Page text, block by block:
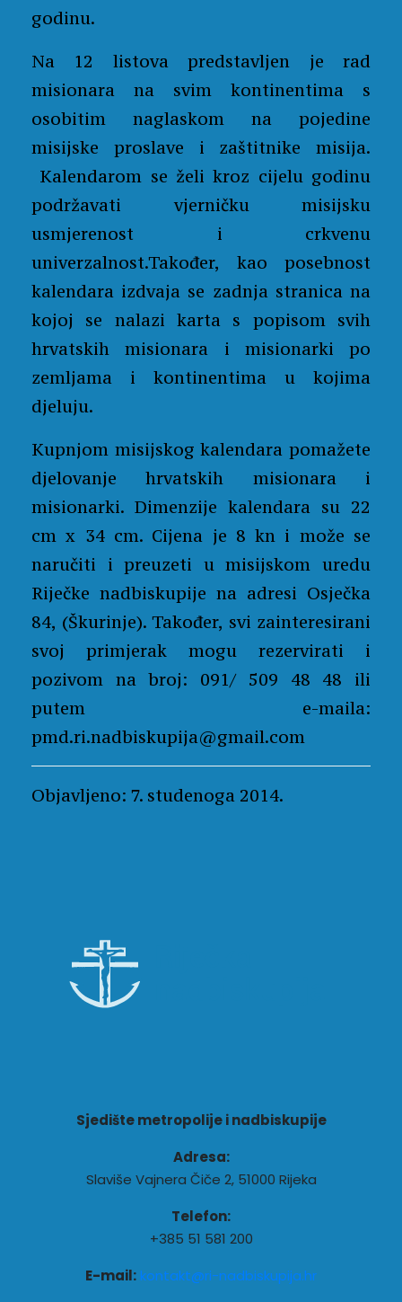
godinu.
Na 12 listova predstavljen je rad
misionara na svim kontinentima s
osobitim naglaskom na pojedine
misijske proslave i zaštitnike misija.
Kalendarom se želi kroz cijelu godinu
podržavati vjerničku misijsku
usmjerenost i crkvenu
univerzalnost.Također, kao posebnost
kalendara izdvaja se zadnja stranica na
kojoj se nalazi karta s popisom svih
hrvatskih misionara i misionarki po
zemljama i kontinentima u kojima
djeluju.
Kupnjom misijskog kalendara pomažete
djelovanje hrvatskih misionara i
misionarki. Dimenzije kalendara su 22
cm x 34 cm. Cijena je 8 kn i može se
naručiti i preuzeti u misijskom uredu
Riječke nadbiskupije na adresi Osječka
84, (Škurinje). Također, svi zainteresirani
svoj primjerak mogu rezervirati i
pozivom na broj: 091/ 509 48 48 ili
putem e-maila:
pmd.ri.nadbiskupija@gmail.com
Objavljeno: 7. studenoga 2014.
Sjedište metropolije i nadbiskupije
Adresa:
Slaviše Vajnera Čiče 2, 51000 Rijeka
Telefon:
+385 51 581 200
E-mail: kontakt@ri-nadbiskupija.hr